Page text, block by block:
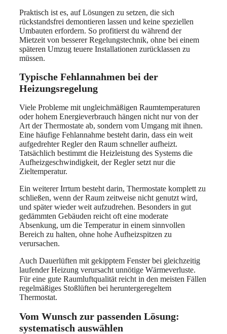
Praktisch ist es, auf Lösungen zu setzen, die sich
rückstandsfrei demontieren lassen und keine speziellen
Umbauten erfordern. So profitierst du während der
Mietzeit von besserer Regelungstechnik, ohne bei einem
späteren Umzug teuere Installationen zurücklassen zu
müssen.
Typische Fehlannahmen bei der
Heizungsregelung
Viele Probleme mit ungleichmäßigen Raumtemperaturen
oder hohem Energieverbrauch hängen nicht nur von der
Art der Thermostate ab, sondern vom Umgang mit ihnen.
Eine häufige Fehlannahme besteht darin, dass ein weit
aufgedrehter Regler den Raum schneller aufheizt.
Tatsächlich bestimmt die Heizleistung des Systems die
Aufheizgeschwindigkeit, der Regler setzt nur die
Zieltemperatur.
Ein weiterer Irrtum besteht darin, Thermostate komplett zu
schließen, wenn der Raum zeitweise nicht genutzt wird,
und später wieder weit aufzudrehen. Besonders in gut
gedämmten Gebäuden reicht oft eine moderate
Absenkung, um die Temperatur in einem sinnvollen
Bereich zu halten, ohne hohe Aufheizspitzen zu
verursachen.
Auch Dauerlüften mit gekipptem Fenster bei gleichzeitig
laufender Heizung verursacht unnötige Wärmeverluste.
Für eine gute Raumluftqualität reicht in den meisten Fällen
regelmäßiges Stoßlüften bei heruntergeregeltem
Thermostat.
Vom Wunsch zur passenden Lösung:
systematisch auswählen